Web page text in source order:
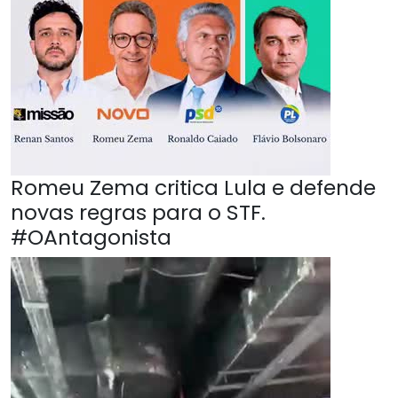
Romeu Zema critica Lula e defende
novas regras para o STF.
#OAntagonista